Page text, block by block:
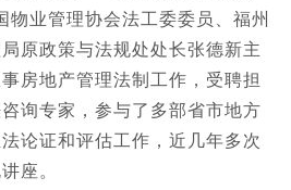
物业管理协会法工委委员、福州
原政策与法规处处长张德新主
房地产管理法制工作，受聘担
询专家，参与了多部省市地方
论证和评估工作，近几年多次
座。